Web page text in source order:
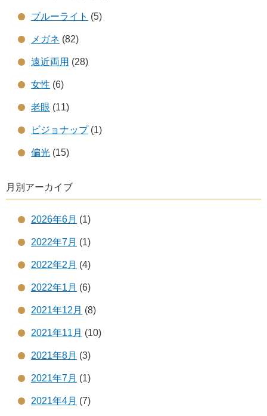
ブルーライト (5)
メガネ (82)
遠近両用 (28)
女性 (6)
老眼 (11)
ビジョナップ(1)
偏光 (15)
月別アーカイブ
2026年6月 (1)
2022年7月 (1)
2022年2月 (4)
2022年1月 (6)
2021年12月 (8)
2021年11月 (10)
2021年8月 (3)
2021年7月 (1)
2021年4月 (7)